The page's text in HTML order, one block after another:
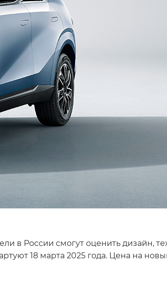
в России смогут оценить дизайн,
18 марта 2025 года. Цена на